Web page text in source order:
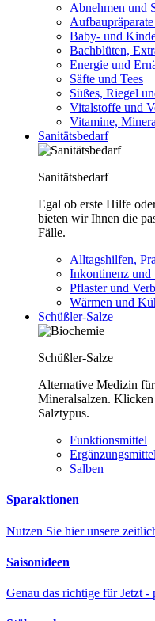
Abnehmen und
Baby- und
Bachblüten,
Energie und
Säfte und Tees
Süßes, Riegel
Vitalstoffe und
Vitamine,
Sanitätsbedarf
Sanitätsbedarf
Egal ob erste Hilfe
bieten wir Ihnen die
Fälle.
Alltagshilfen,
Inkontinenz und
Pflaster und
Wärmen und
Schüßler-Salze
Schüßler-Salze
Alternative Medizin
Mineralsalzen.
Salztypus.
Funktionsmittel
Ergänzungsmittel
Salben
Sparaktionen
Nutzen Sie hier unsere
Saisonideen
Genau das richtige für Jetzt -